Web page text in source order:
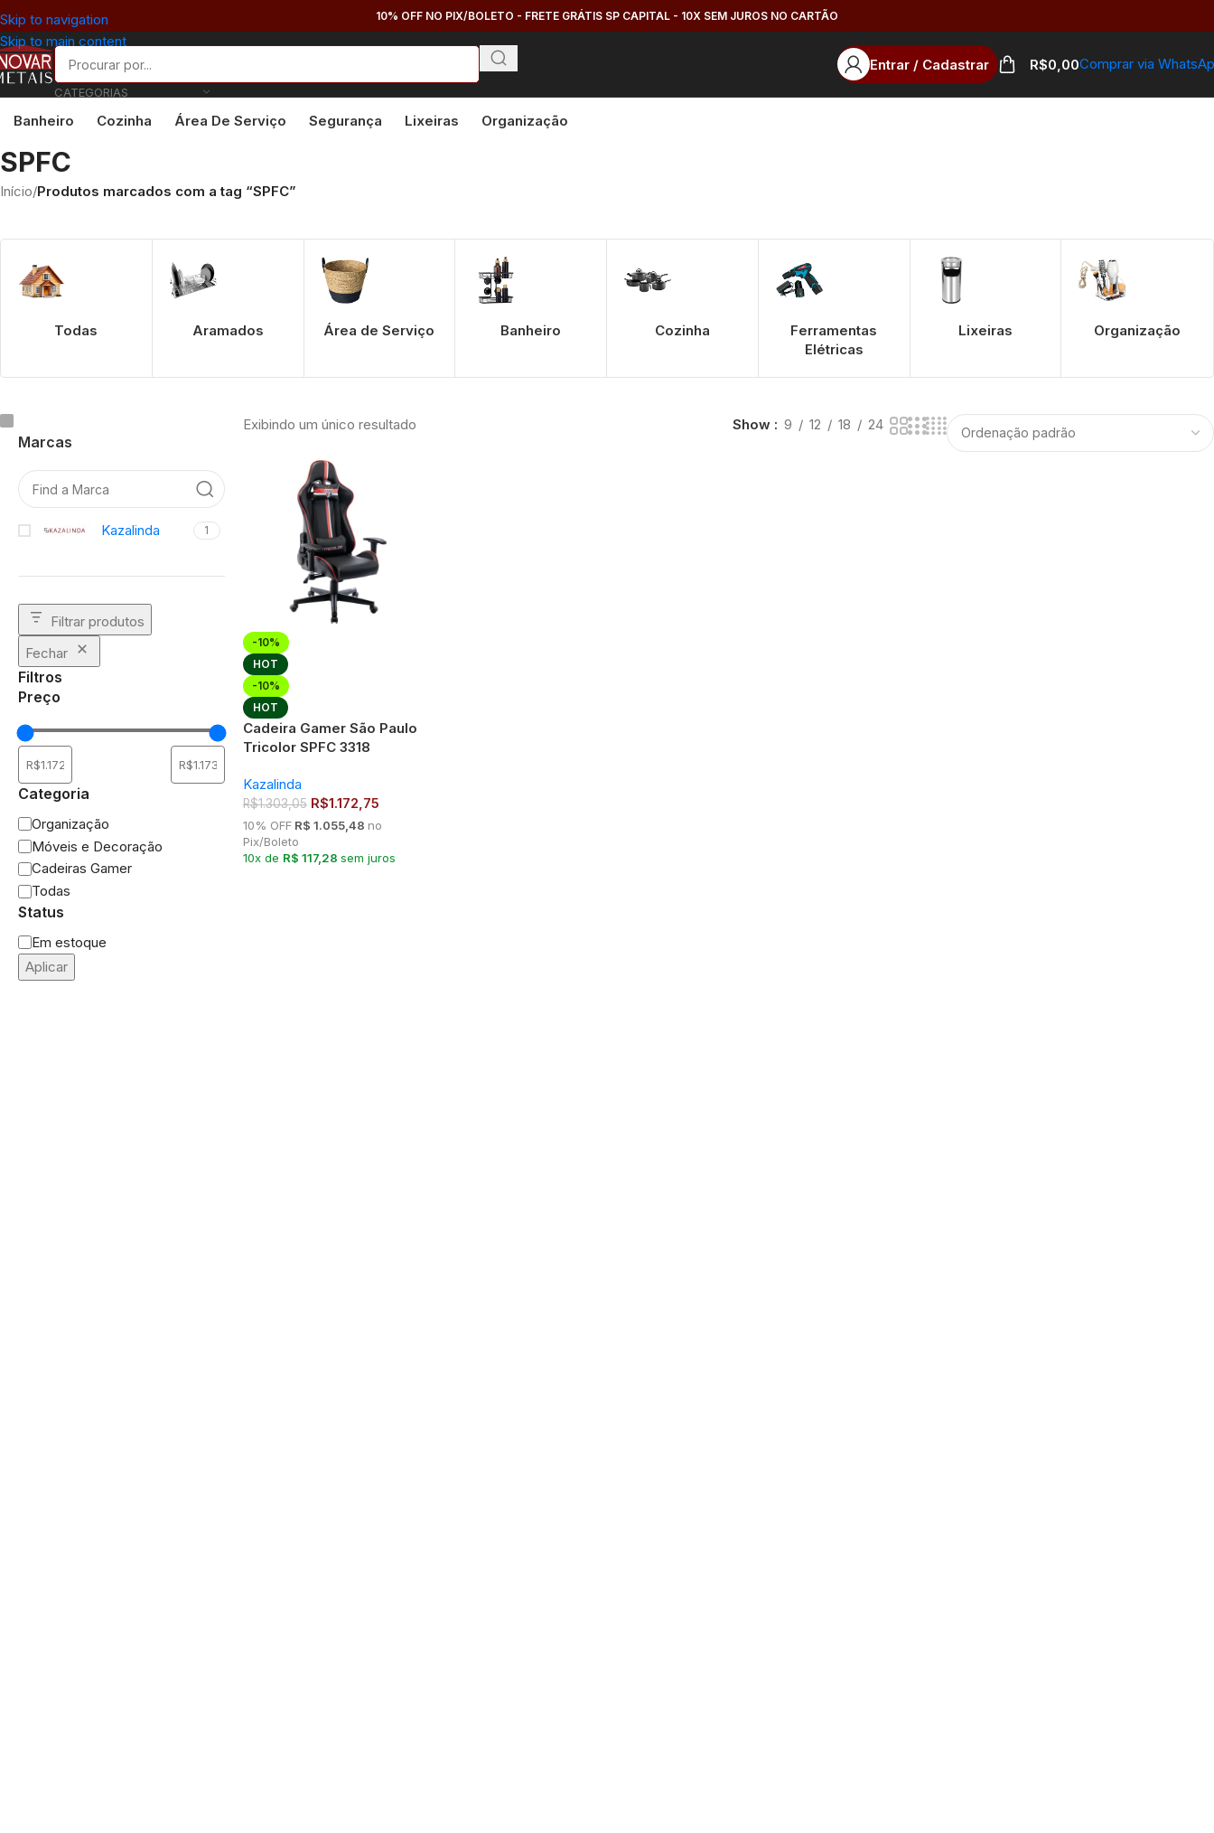
Skip to navigation
Skip to main content
10% OFF NO PIX/BOLETO - FRETE GRÁTIS SP CAPITAL - 10X SEM JUROS NO CARTÃO
CATEGORIAS
Entrar / Cadastrar R$0,00Comprar via
Banheiro Cozinha Área De Serviço Segurança Lixeiras Organização
SPFC
Início/Produtos marcados com a tag “SPFC”
Todas Aramados Área de Serviço Banheiro Cozinha
Ferramentas
Elétricas
Lixeiras Organização
Marcas
Kazalinda 1
Filtrar produtos
Fechar
Filtros
Preço
Categoria
Organização
Móveis e Decoração
Cadeiras Gamer
Todas
Status
Em estoque
Aplicar
Exibindo um único resultado Show 9 12 18 24
-10%
HOT
-10%
HOT
Cadeira Gamer São Paulo
Tricolor SPFC 3318
Kazalinda
R$1.303,05 R$1.172,75
10% OFFR$ 1.055,48 no
Pix/Boleto
10x de R$ 117,28 sem juros